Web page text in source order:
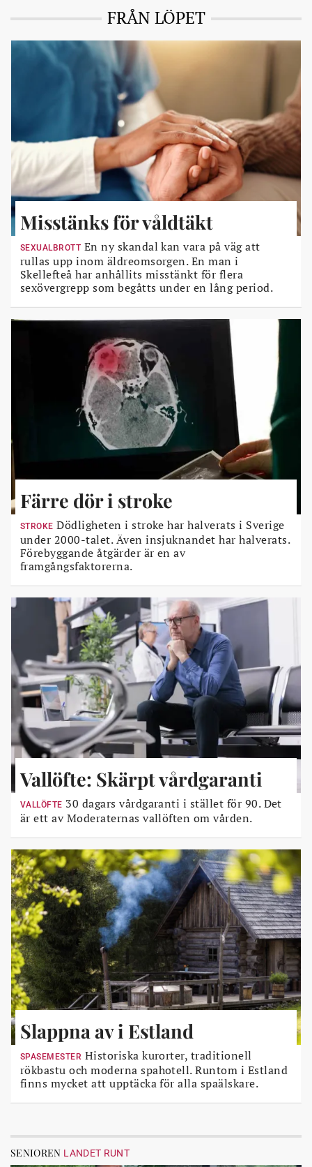
FRÅN LÖPET
Misstänks för våldtäkt
SEXUALBROTT En ny skandal kan vara på väg att
rullas upp inom äldreomsorgen. En man i
Skellefteå har anhållits misstänkt för flera
sexövergrepp som begåtts under en lång period.
Färre dör i stroke
STROKE Dödligheten i stroke har halverats i Sverige
under 2000-talet. Även insjuknandet har halverats.
Förebyggande åtgärder är en av
framgångsfaktorerna.
Vallöfte: Skärpt vårdgaranti
VALLÖFTE 30 dagars vårdgaranti i stället för 90. Det
är ett av Moderaternas vallöften om vården.
Slappna av i Estland
SPASEMESTER Historiska kurorter, traditionell
rökbastu och moderna spahotell. Runtom i Estland
finns mycket att upptäcka för alla spaälskare.
SENIOREN LANDET RUNT